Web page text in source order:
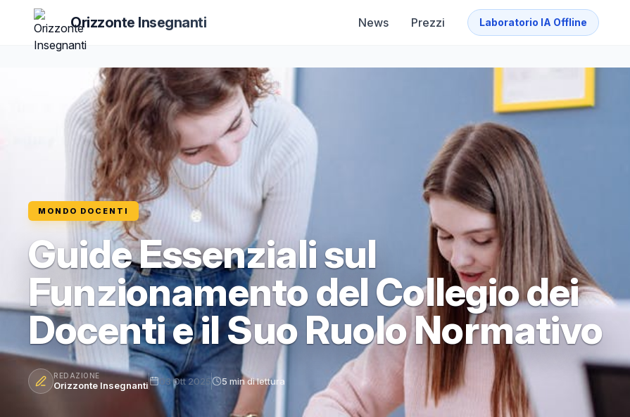
Orizzonte Insegnanti News Prezzi Laboratorio IA Offline
MONDO DOCENTI
Guide Essenziali sul
Funzionamento del Collegio dei
Docenti e il Suo Ruolo Normativo
REDAZIONE
Orizzonte Insegnanti 03 Ott 2025 5 min di lettura